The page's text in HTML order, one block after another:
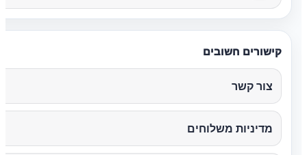
קישורים חשובים
צור קשר
מדיניות משלוחים